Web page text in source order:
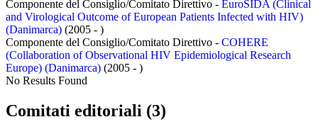
Componente del Consiglio/Comitato Direttivo - EuroSIDA (Clinical
and Virological Outcome of European Patients Infected with HIV)
(Danimarca) (2005 - )
Componente del Consiglio/Comitato Direttivo - COHERE
(Collaboration of Observational HIV Epidemiological Research
Europe) (Danimarca) (2005 - )
No Results Found
Comitati editoriali (3)